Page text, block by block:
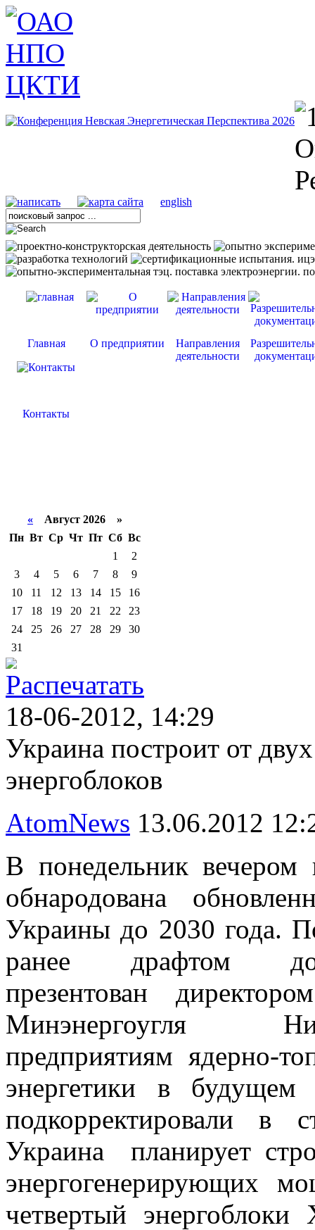
english
Главная О предприятии
Направления
деятельности
Контакты
« Август 2026 »
Пн Вт Ср Чт Пт Сб Вс
1
2
3
4 5 6 7 8
9
10
11 12 13 14 15
16
17
18 19 20 21 22
23
24
25 26 27 28 29
30
31
18-06-2012, 14:29
Украина построит от
энергоблоков
AtomNews 13.06.2012
В понедельник вечером
обнародована
Украины до 2030 года.
ранее драфтом
презентован
Минэнергоугля
предприятиям ядерно-
энергетики в будущем
подкорректировали в
Украина планирует
энергогенерирующих
четвертый